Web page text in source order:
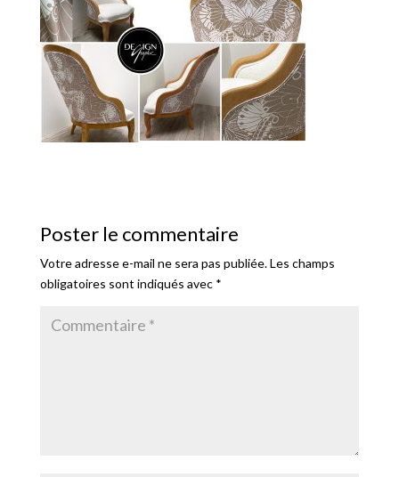
Poster le commentaire
Votre adresse e-mail ne sera pas publiée.Les champs
obligatoires sont indiqués avec *